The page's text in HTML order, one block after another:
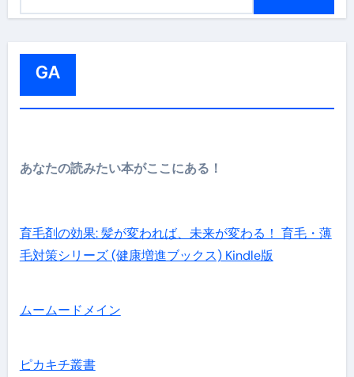
GA
あなたの読みたい本がここにある！
育毛剤の効果: 髪が変われば、未来が変わる！ 育毛・薄
毛対策シリーズ (健康増進ブックス) Kindle版
ムームードメイン
ピカキチ叢書